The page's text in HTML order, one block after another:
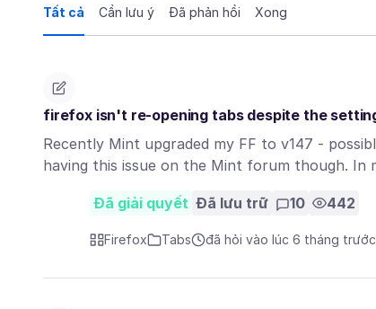
Tất cả Cần lưu ý Đã phản hồi Xong
firefox isn't re-opening tabs despite the
Recently Mint upgraded my FF to v147 -
having this issue on the Mint forum though. In
Đã giải quyết Đã lưu trữ 10 442
Firefox Tabs đã hỏi vào lúc 6 tháng trước